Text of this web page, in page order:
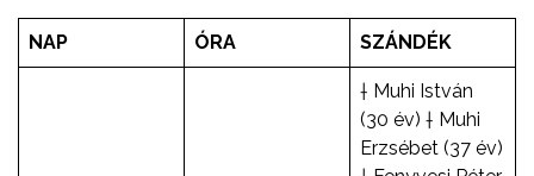
NAP ÓRA SZÁNDÉK
† Muhi István
(30 év) † Muhi
Erzsébet (37 év)